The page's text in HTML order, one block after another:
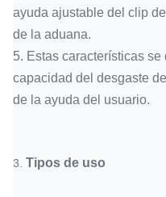
ayuda ajustable del clip
de la aduana.
5. Estas características
capacidad del desgaste
de la ayuda del usuario.
3. Tipos de uso